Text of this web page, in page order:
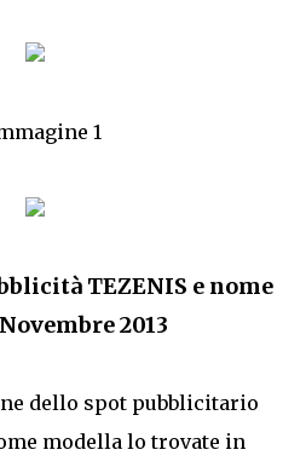
TEZENIS e nome
2013
dello spot pubblicitario
modella lo trovate in